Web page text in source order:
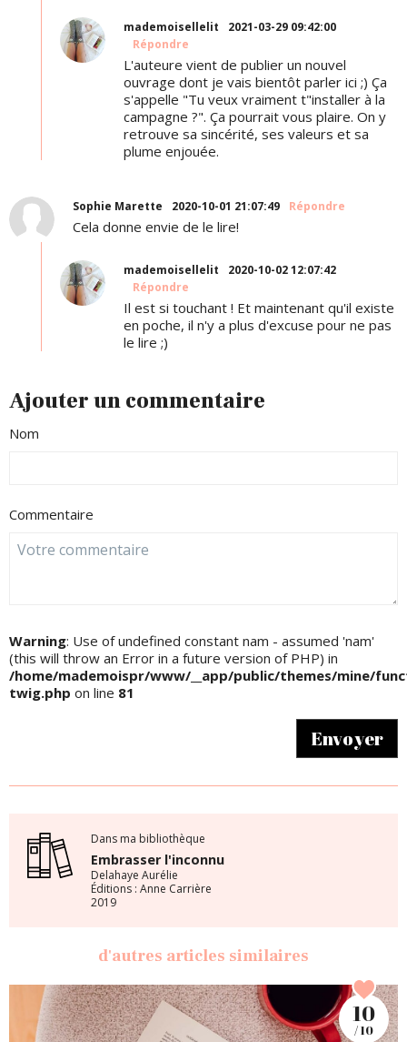
mademoisellelit
2021-03-29 09:42:00
Répondre
L'auteure vient de publier un nouvel
ouvrage dont je vais bientôt parler ici ;) Ça
s'appelle "Tu veux vraiment t"installer à la
campagne ?". Ça pourrait vous plaire. On y
retrouve sa sincérité, ses valeurs et sa
plume enjouée.
Sophie Marette 2020-10-01 21:07:49 Répondre
Cela donne envie de le lire!
mademoisellelit
2020-10-02 12:07:42
Répondre
Il est si touchant ! Et maintenant qu'il existe
en poche, il n'y a plus d'excuse pour ne pas
le lire ;)
Ajouter un commentaire
Nom
Commentaire
Warning: Use of undefined constant nam - assumed 'nam'
(this will throw an Error in a future version of PHP) in
/home/mademoispr/www/__app/public/themes/mine/
twig.php on line 81
Envoyer
Dans ma bibliothèque
Embrasser l'inconnu
Delahaye Aurélie
Éditions : Anne Carrière
2019
d'autres articles similaires
10
/ 10